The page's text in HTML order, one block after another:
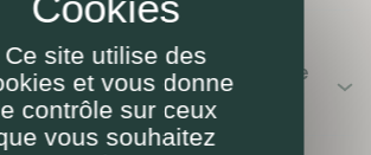
du bail de location meublée
Ce site utilise des
et vous donne
contrôle sur ceux
vous souhaitez